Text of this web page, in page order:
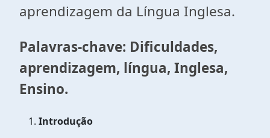
aprendizagem da Língua Inglesa.
Palavras-chave: Dificuldades,
aprendizagem, língua, Inglesa,
Ensino.
Introdução